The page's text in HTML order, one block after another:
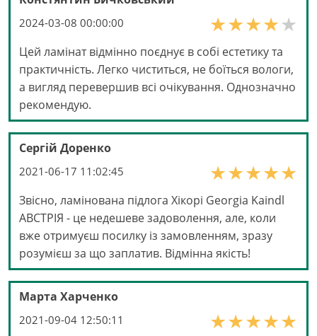
2024-03-08 00:00:00
Цей ламінат відмінно поєднує в собі естетику та
практичність. Легко чиститься, не боїться вологи,
а вигляд перевершив всі очікування. Однозначно
рекомендую.
Сергій Доренко
2021-06-17 11:02:45
Звісно, ламінована підлога Хікорі Georgia Kaindl
АВСТРІЯ - це недешеве задоволення, але, коли
вже отримуєш посилку із замовленням, зразу
розумієш за що заплатив. Відмінна якість!
Марта Харченко
2021-09-04 12:50:11